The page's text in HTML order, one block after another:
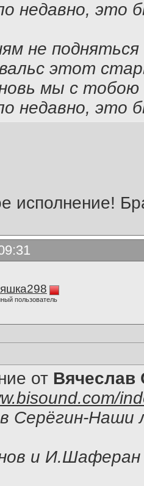
недавно, это
не подняться
этот
мы с тобою
недавно, это
исполнение!
пользователь
от Вячеслав
Серёгин-Наши
и И.Шаферан